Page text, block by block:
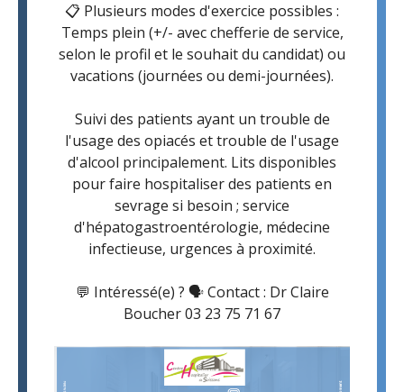
📋 Plusieurs modes d'exercice possibles :
Temps plein (+/- avec chefferie de service,
selon le profil et le souhait du candidat) ou
vacations (journées ou demi-journées).
Suivi des patients ayant un trouble de
l'usage des opiacés et trouble de l'usage
d'alcool principalement. Lits disponibles
pour faire hospitaliser des patients en
sevrage si besoin ; service
d'hépatogastroentérologie, médecine
infectieuse, urgences à proximité.
💬 Intéressé(e) ? 🗣️ Contact : Dr Claire
Boucher 03 23 75 71 67